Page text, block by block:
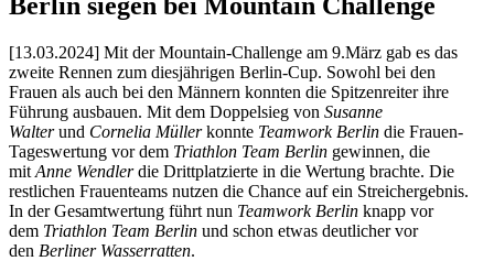
[13.03.2024] Mit der Mountain-Challenge am 9.März gab es das
zweite Rennen zum diesjährigen Berlin-Cup. Sowohl bei den
Frauen als auch bei den Männern konnten die Spitzenreiter ihre
Führung ausbauen. Mit dem Doppelsieg von Susanne
Walterund Cornelia Müllerkonnte Teamwork Berlin die Frauen-
Tageswertung vor dem Triathlon Team Berlin gewinnen, die
mit Anne Wendlerdie Drittplatzierte in die Wertung brachte. Die
restlichen Frauenteams nutzen die Chance auf ein Streichergebnis.
In der Gesamtwertung führt nun Teamwork Berlin knapp vor
dem Triathlon Team Berlin und schon etwas deutlicher vor
den Berliner Wasserratten.